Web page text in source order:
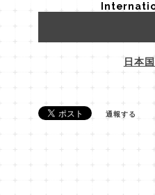
日本
通報する